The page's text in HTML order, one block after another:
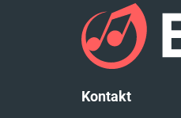
Kontakt